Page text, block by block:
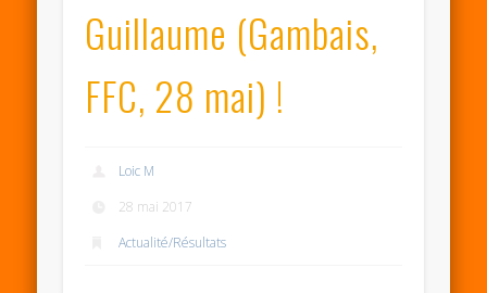
Guillaume (Gambais,
FFC, 28 mai) !
Loic M
28 mai 2017
Actualité/Résultats